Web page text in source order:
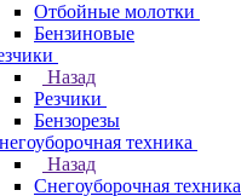
Отбойные молотки
Бензиновые
Назад
Резчики
Бензорезы
техника
Назад
Снегоуборочная техника